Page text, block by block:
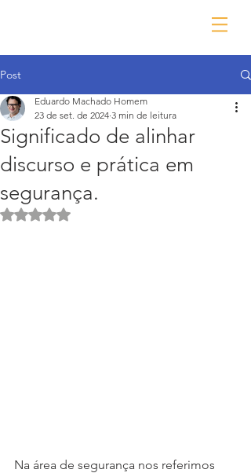
Post
Significado de alinhar
discurso e prática em
segurança.
Eduardo Machado Homem
23 de set. de 2024 3 min de leitura
Avaliado com NaN de 5 estrelas.
Na área de segurança nos referimos